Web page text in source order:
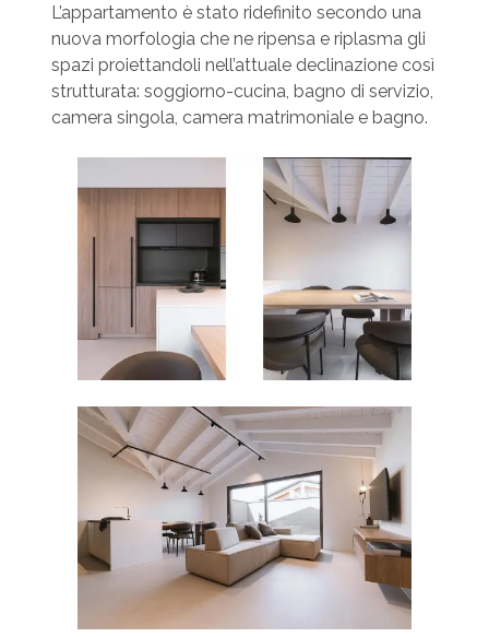
L’appartamento è stato ridefinito secondo una
nuova morfologia che ne ripensa e riplasma gli
spazi proiettandoli nell’attuale declinazione così
strutturata: soggiorno-cucina, bagno di servizio,
camera singola, camera matrimoniale e bagno.